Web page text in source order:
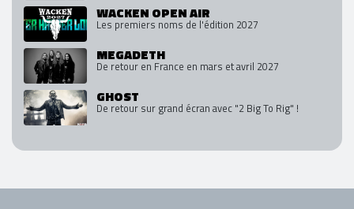
WACKEN OPEN AIR
Les premiers noms de l'édition 2027
MEGADETH
De retour en France en mars et avril 2027
GHOST
De retour sur grand écran avec "2 Big To Rig" !